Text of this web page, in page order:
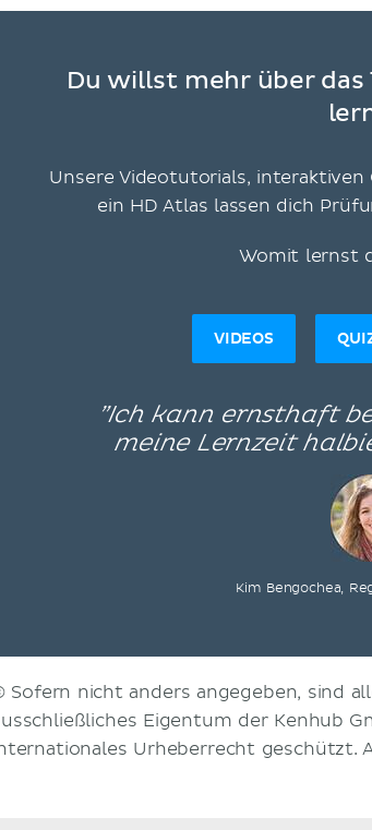
Du willst mehr über
Unsere Videotutorials,
ein HD Atlas lassen dich
Womit lernst
VIDEOS
”Ich kann ernsthaft
meine Lernzeit
Kim Bengochea,
Sofern nicht anders angegeben, sind
Eigentum der Kenhub
Urheberrecht geschützt.